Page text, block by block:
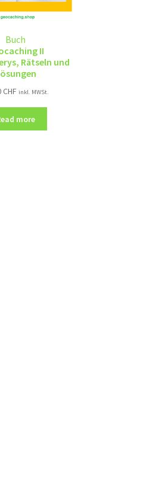
Buch
II
Rätseln und
CHF inkl. MWSt.
more